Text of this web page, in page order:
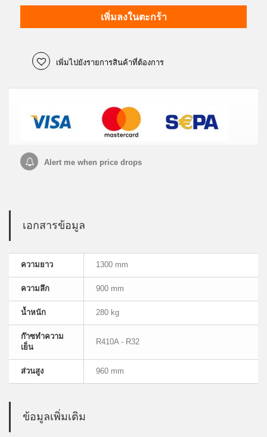
เพิ่มลงในตะกร้า
เพิ่มไปยังรายการสินค้าที่ต้องการ
Alert me when price drops
เอกสารข้อมูล
ความยาว 1300 mm
ความลึก 900 mm
น้ำหนัก 280 kg
ก๊าซทำความ
เย็น
R410A - R32
ส่วนสูง 960 mm
ข้อมูลเพิ่มเติม